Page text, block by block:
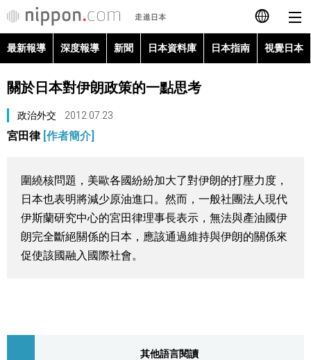
日本語
Español
العربية
最新報導
深度報導
新聞
日本資料庫
最新報導 深度報導 新聞 日本資料庫 日本指南 視覺日本
關於日本對伊朗政策的一點思考
政治外交 2012.07.23
宮田律 [作者簡介]
圍繞核問題，美歐各國紛紛加大了對伊朗的打壓力度，
日本也表明將減少原油進口。然而，一般社團法人現代
伊斯蘭研究中心的宮田律理事長表示，無法與產油國伊
朗完全斷絕關係的日本，應該通過維持與伊朗的關係來
促使該國融入國際社會。
其他語言閱讀